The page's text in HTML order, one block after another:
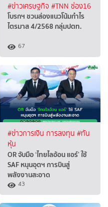
#ข่าวเศรษฐกิจ #TNN ช่อง16
โบรกฯ ชวนส่องแนวโน้มกำไร
ไตรมาส 4/2568 กลุ่มปตท.
67
#ข่าวการเงิน การลงทุน #ทัน
หุ้น
OR จับมือ ‘ไทยไลอ้อน แอร์’ ใช้
SAF หนุนอุตฯ การบินสู่
พลังงานสะอาด
43